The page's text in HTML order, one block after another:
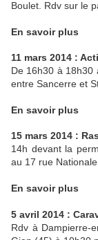
Boulet. Rdv sur le
En savoir plus
11 mars 2014 :
De 16h30 à 18h30
entre Sancerre et
En savoir plus
15 mars 2014 :
14h devant la
au 17 rue
En savoir plus
5 avril 2014 :
Rdv à Dampierre-